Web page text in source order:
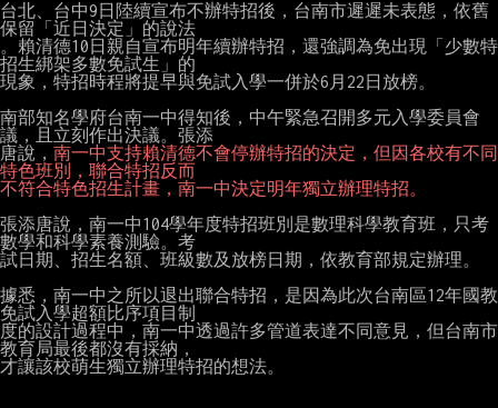
台北、台中9日陸續宣布不辦特招後，台南市遲遲未表態，依舊
保留「近日決定」的說法
。賴清德10日親自宣布明年續辦特招，還強調為免出現「少數特
招生綁架多數免試生」的
現象，特招時程將提早與免試入學一併於6月22日放榜。
南部知名學府台南一中得知後，中午緊急召開多元入學委員會
議，且立刻作出決議。張添
唐說， 南一中支持賴清德不會停辦特招的決定，但因各校有不同
特色班別，聯合特招反而
不符合特色招生計畫，南一中決定明年獨立辦理特招。
張添唐說，南一中104學年度特招班別是數理科學教育班，只考
數學和科學素養測驗。考
試日期、招生名額、班級數及放榜日期，依教育部規定辦理。
據悉，南一中之所以退出聯合特招，是因為此次台南區12年國教
免試入學超額比序項目制
度的設計過程中，南一中透過許多管道表達不同意見，但台南市
教育局最後都沒有採納，
才讓該校萌生獨立辦理特招的想法。